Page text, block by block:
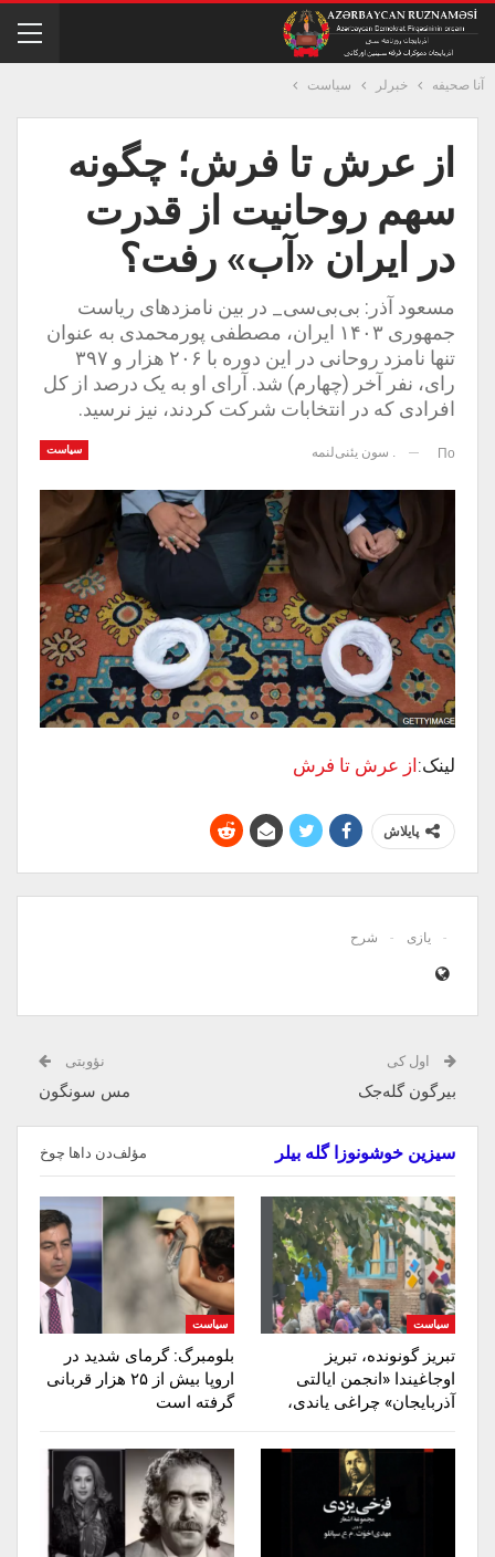
آنا صحیفه خبرلر سیاست
از عرش تا فرش؛ چگونه
سهم روحانیت از قدرت
در ایران «آب» رفت؟
مسعود آذر: بی‌بی‌سی_ در بین نامزدهای ریاست
جمهوری ۱۴۰۳ ایران، مصطفی پورمحمدی به عنوان
تنها نامزد روحانی در این دوره با ۲۰۶ هزار و ۳۹۷
رای، نفر آخر (چهارم) شد. آرای او به یک درصد از کل
افرادی که در انتخابات شرکت کردند، نیز نرسید.
سیاست По . سون یئنی‌لنمه
لینک:از عرش تا فرش
پایلاش
یازی شرح
اول کی
بیرگون گله‌جک
نؤوبتی
مس سونگون
سیزین خوشونوزا گله بیلر مؤلف‌دن داها چوخ
سیاست
تبریز گونونده، تبریز
اوجاغیندا «انجمن ایالتی
آذربایجان» چراغی یاندی،
سیاست
بلومبرگ: گرمای شدید در
اروپا بیش از ۲۵ هزار قربانی
گرفته است